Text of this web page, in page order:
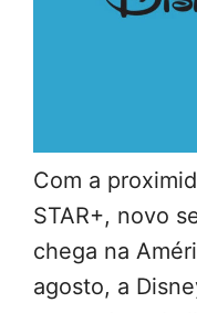
Com a
STAR+, novo
chega na
agosto, a